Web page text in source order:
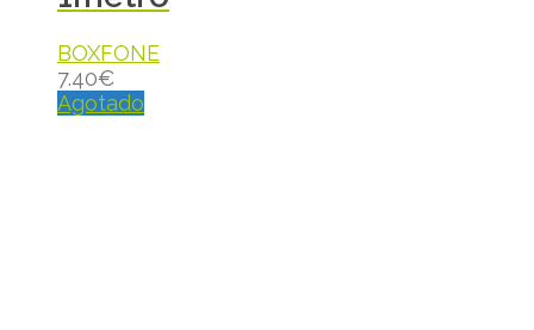
BOXFONE
7.40€
Agotado